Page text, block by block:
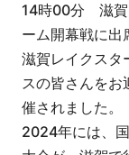
14時00分 滋賀
ーム開幕戦に出
滋賀レイクスタ
スの皆さんを
催されました。
2024年には、